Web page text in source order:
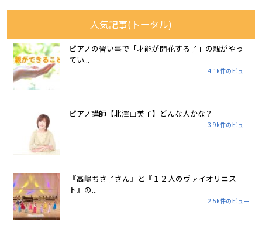
人気記事(トータル)
ピアノの習い事で「才能が開花する子」の親がやっ
てい...
4.1k件のビュー
ピアノ講師【北澤由美子】どんな人かな？
3.9k件のビュー
『高嶋ちさ子さん』と『１２人のヴァイオリニス
ト』の...
2.5k件のビュー